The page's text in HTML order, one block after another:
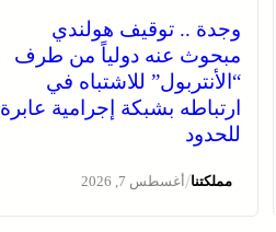
وجدة .. توقيف هولندي
مبحوث عنه دولياً من طرف
“الأنتربول” للاشتباه في
ارتباطه بشبكة إجرامية عابرة
للحدود
مملكتنا/أغسطس 7, 2026